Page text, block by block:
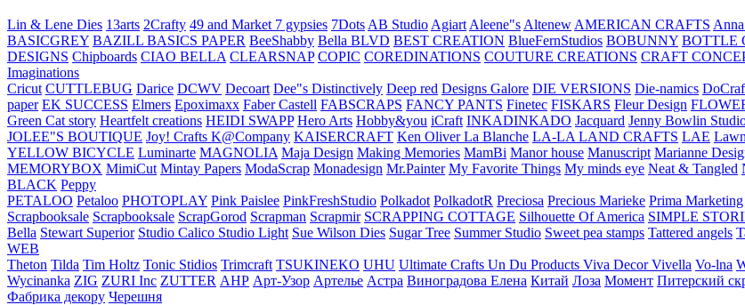
Lin & Lene Dies 13arts 2Crafty 49 and Market 7 gypsies 7Dots AB Studio Agiart Aleene"s Altenew AMERICAN CRAFTS
BASICGREY BAZILL BASICS PAPER BeeShabby Bella BLVD BEST CREATION BlueFernStudios BOBUNNY BOTTLE
DESIGNS Chipboards CIAO BELLA CLEARSNAP COPIC COREDINATIONS COUTURE CREATIONS CRAFT
Imaginations
Cricut CUTTLEBUG Darice DCWV Decoart Dee"s Distinctively Deep red Designs Galore DIE VERSIONS Die-namics
paper EK SUCCESS Elmers Epoximaxx Faber Castell FABSCRAPS FANCY PANTS Finetec FISKARS Fleur Design
Green Cat story Heartfelt creations HEIDI SWAPP Hero Arts Hobby&you iCraft INKADINKADO Jacquard Jenny Bowlin
JOLEE"S BOUTIQUE Joy! Crafts K@Company KAISERCRAFT Ken OliverLa Blanche LA-LA LAND CRAFTS LAE
YELLOW BICYCLE Luminarte MAGNOLIA Maja Design Making Memories MamBi Manor house Manuscript Marianne
MEMORYBOX MimiCut Mintay Papers ModaScrap Monadesign Mr.Painter My Favorite Things My minds eye Neat & Tangled
BLACK Peppy
PETALOO Petaloo PHOTOPLAY Pink Paislee PinkFreshStudio Polkadot PolkadotR Preciosa Precious Marieke Prima Marketing
Scrapbooksale Scrapbooksale ScrapGorod Scrapman Scrapmir SCRAPPING COTTAGE Silhouette Of America SIMPLE
Bella Stewart Superior Studio Calico Studio Light Sue Wilson Dies Sugar Tree Summer Studio Sweet pea stamps Tattered angels
WEB
Theton Tilda Tim Holtz Tonic Stidios Trimcraft TSUKINEKO UHU Ultimate Crafts Un Du Products Viva DecorVivella Vo-lna
Wycinanka ZIG ZURI Inc ZUTTER АНР Арт-Узор Артелье Астра Виноградова Елена Китай Лоза Момент Питерский
Фабрика декору Черешня